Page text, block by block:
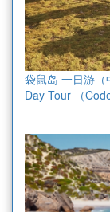
袋鼠岛 一日游
Day Tour （